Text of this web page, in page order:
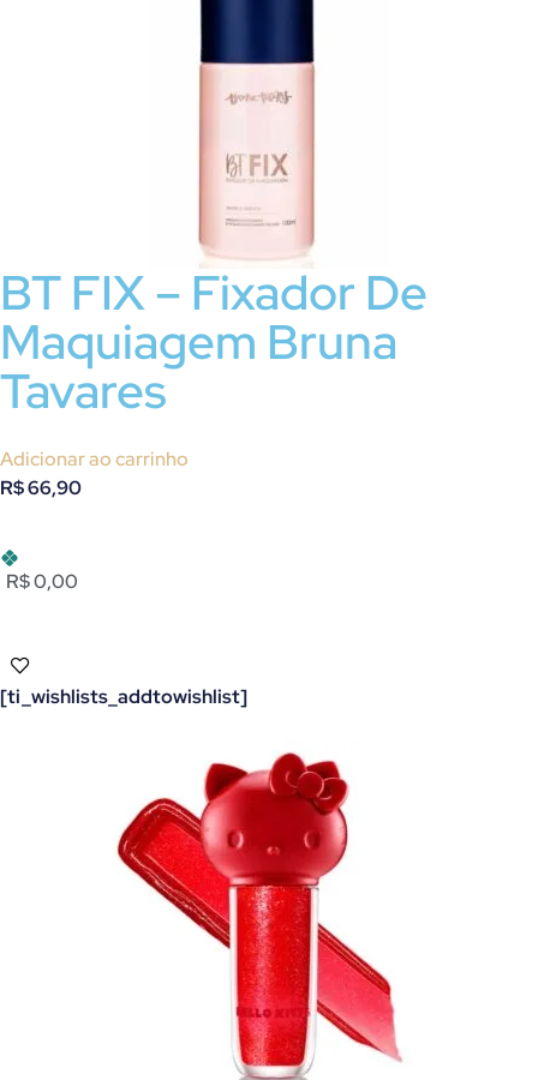
BT FIX – Fixador De
Maquiagem Bruna
Tavares
Adicionar ao carrinho
R$66,90
R$ 0,00
[ti_wishlists_addtowishlist]